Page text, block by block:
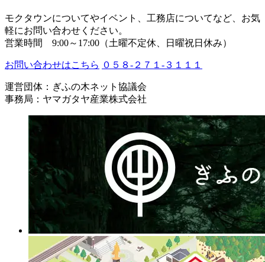
モクタウンについてやイベント、工務店についてなど、お気
軽にお問い合わせください。
営業時間 9:00～17:00（土曜不定休、日曜祝日休み）
お問い合わせはこちら ０５８-２７１-３１１１
運営団体：ぎふの木ネット協議会
事務局：ヤマガタヤ産業株式会社